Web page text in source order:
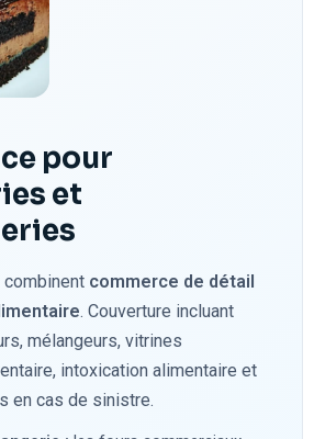
pour
et
commerce de détail
. Couverture incluant
mélangeurs, vitrines
intoxication alimentaire et
en cas de sinistre.